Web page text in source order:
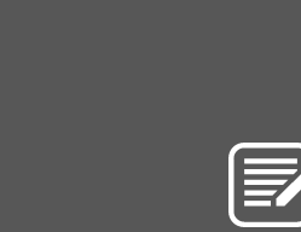
trabajos de conductor de camiones